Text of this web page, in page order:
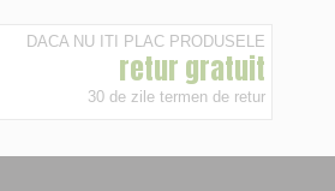
DACA NU ITI PLAC PRODUSELE
retur gratuit
30 de zile termen de retur